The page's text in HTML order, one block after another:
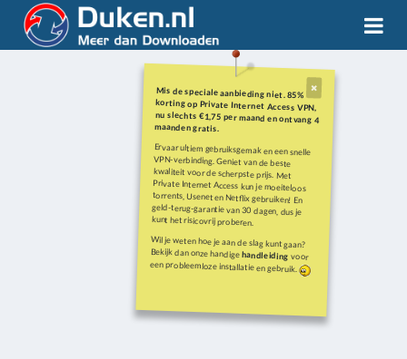
Mis de speciale aanbieding niet. 85%
korting op Private Internet Access VPN,
nu slechts €1,75 per maand en ontvang 4
maanden gratis.
Ervaar ultiem gebruiksgemak en een snelle
VPN-verbinding. Geniet van de beste
kwaliteit voor de scherpste prijs. Met
Private Internet Access kun je moeiteloos
torrents, Usenet en Netflix gebruiken! En
geld-terug-garantie van 30 dagen, dus je
kunt het risicovrij proberen.
Wil je weten hoe je aan de slag kunt gaan?
Bekijk dan onze handigehandleiding voor
een probleemloze installatie en gebruik.